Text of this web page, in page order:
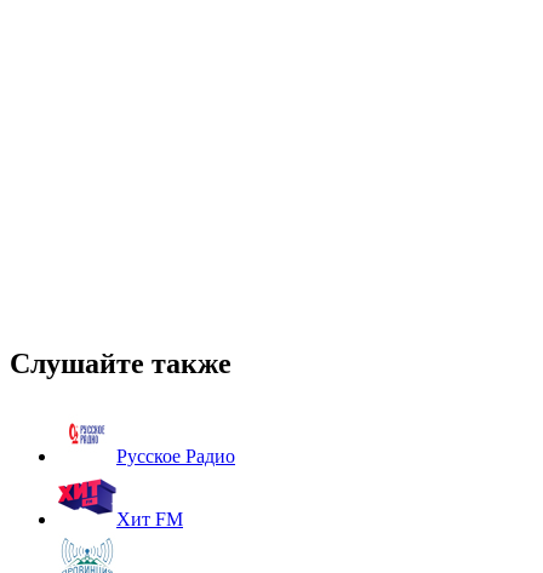
Слушайте также
Русское Радио
Хит FM